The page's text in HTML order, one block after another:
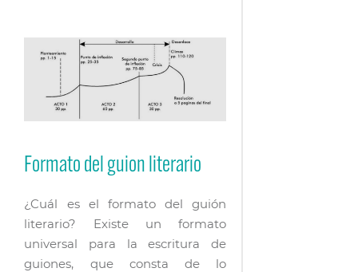
Formato del guion literario
¿Cuál es el formato del guión
literario? Existe un formato
universal para la escritura de
guiones, que consta de lo